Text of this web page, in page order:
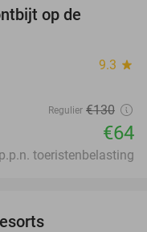
op de
9.3 star
Regulier €130
€64
toeristenbelasting